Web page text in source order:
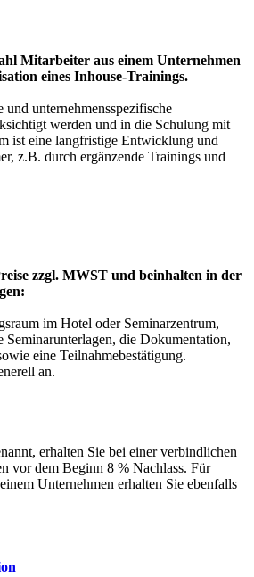
Mitarbeiter aus einem Unternehmen
eines Inhouse-Trainings.
und unternehmensspezifische
werden und in die Schulung mit
ist eine langfristige Entwicklung und
z.B. durch ergänzende Trainings und
zzgl. MWST und beinhalten in der
im Hotel oder Seminarzentrum,
Seminarunterlagen, die Dokumentation,
eine Teilnahmebestätigung.
an.
erhalten Sie bei einer verbindlichen
vor dem Beginn 8 % Nachlass. Für
Unternehmen erhalten Sie ebenfalls